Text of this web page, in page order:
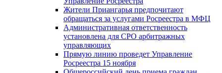
Жители Приангарья предпочитают
обращаться за услугами Росреестра в МФЦ
Административная ответственность
установлена для СРО арбитражных
управляющих
Прямую линию проведет Управление
Росреестра 15 ноября